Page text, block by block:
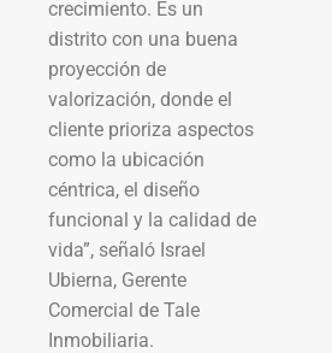
crecimiento. Es un
distrito con una buena
proyección de
valorización, donde el
cliente prioriza aspectos
como la ubicación
céntrica, el diseño
funcional y la calidad de
vida”, señaló Israel
Ubierna, Gerente
Comercial de Tale
Inmobiliaria.